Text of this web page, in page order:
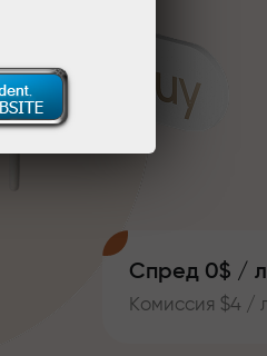
Спред 0$ /
Комиссия $4 /